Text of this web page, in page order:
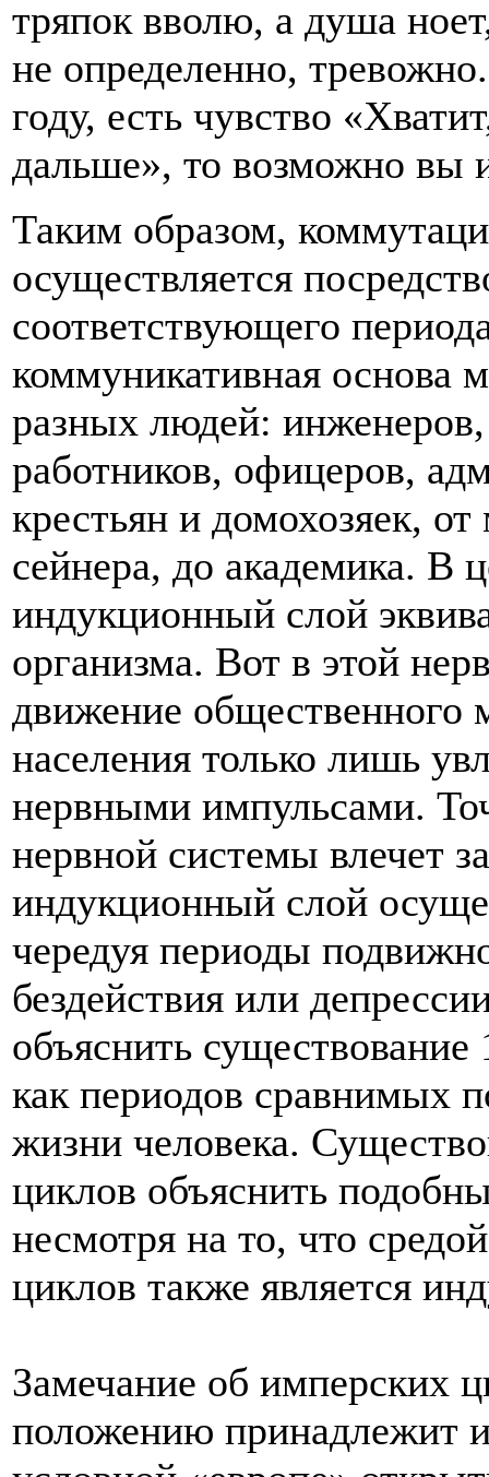
тряпок вволю, а душа
не определенно,
году, есть чувство
дальше», то возможно вы
Таким образом,
осуществляется
соответствующего
коммуникативная основа
разных людей:
работников, офицеров,
крестьян и домохозяек,
сейнера, до академика. В
индукционный слой
организма. Вот в этой
движение общественного
населения только лишь
нервными импульсами.
нервной системы влечет
индукционный слой
чередуя периоды
бездействия или
объяснить
как периодов сравнимых
жизни человека.
циклов объяснить
несмотря на то, что
циклов также является
Замечание об имперских
положению принадлежит